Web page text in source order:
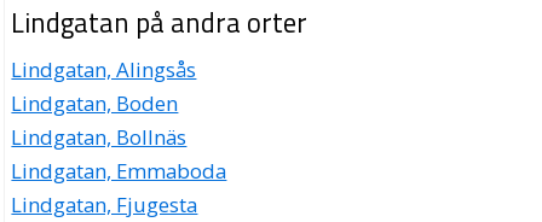
Lindgatan på andra orter
Lindgatan, Alingsås
Lindgatan, Boden
Lindgatan, Bollnäs
Lindgatan, Emmaboda
Lindgatan, Fjugesta